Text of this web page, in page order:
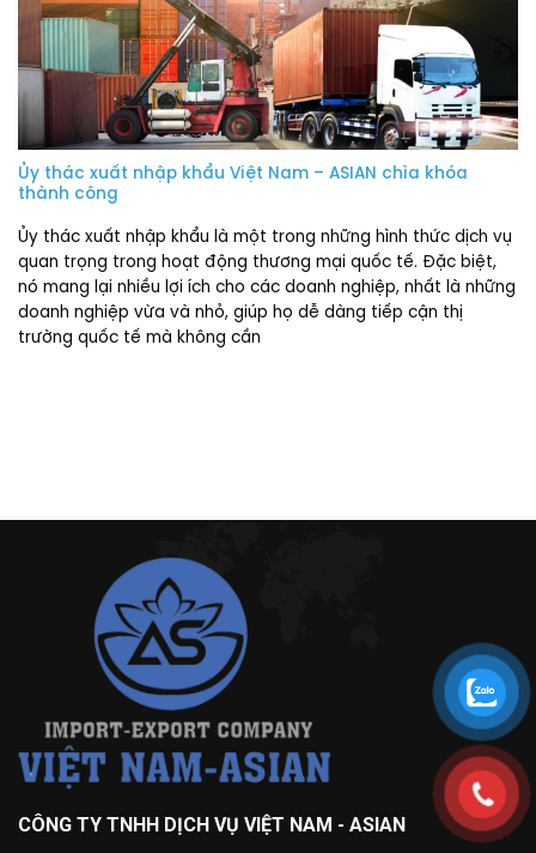
Ủy thác xuất nhập khẩu Việt Nam – ASIAN chìa khóa
thành công
Ủy thác xuất nhập khẩu là một trong những hình thức dịch vụ
quan trọng trong hoạt động thương mại quốc tế. Đặc biệt,
nó mang lại nhiều lợi ích cho các doanh nghiệp, nhất là những
doanh nghiệp vừa và nhỏ, giúp họ dễ dàng tiếp cận thị
trường quốc tế mà không cần
CÔNG TY TNHH DỊCH VỤ VIỆT NAM - ASIAN